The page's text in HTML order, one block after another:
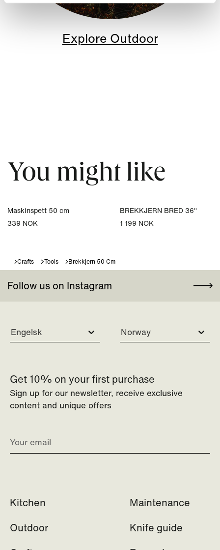
Explore Outdoor
You might like
Maskinspett 50 cm
339 NOK
BREKKJERN BRED 36"
1 199 NOK
Crafts Tools Brekkjern 50 Cm
Follow us on Instagram
Engelsk Norway
Get 10% on your first purchase
Sign up for our newsletter, receive exclusive
content and unique offers
Kitchen
Outdoor
Maintenance
Knife guide